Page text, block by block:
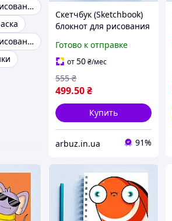
Скетчбук для рисования маркерами
Скетчбук для рисования карандашом
Скетчбук (Sketchbook)
блокнот для рисования
непонятной ситуации
рисуй (розовый)»
Готово к отправке
от50₴/мес
499.50₴
555 ₴
Купить
arbuz.in.ua 91%